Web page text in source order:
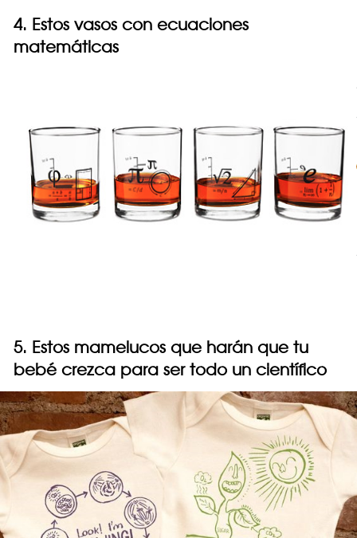
4. Estos vasos con ecuaciones
matemáticas
5. Estos mamelucos que harán que tu
bebé crezca para ser todo un científico